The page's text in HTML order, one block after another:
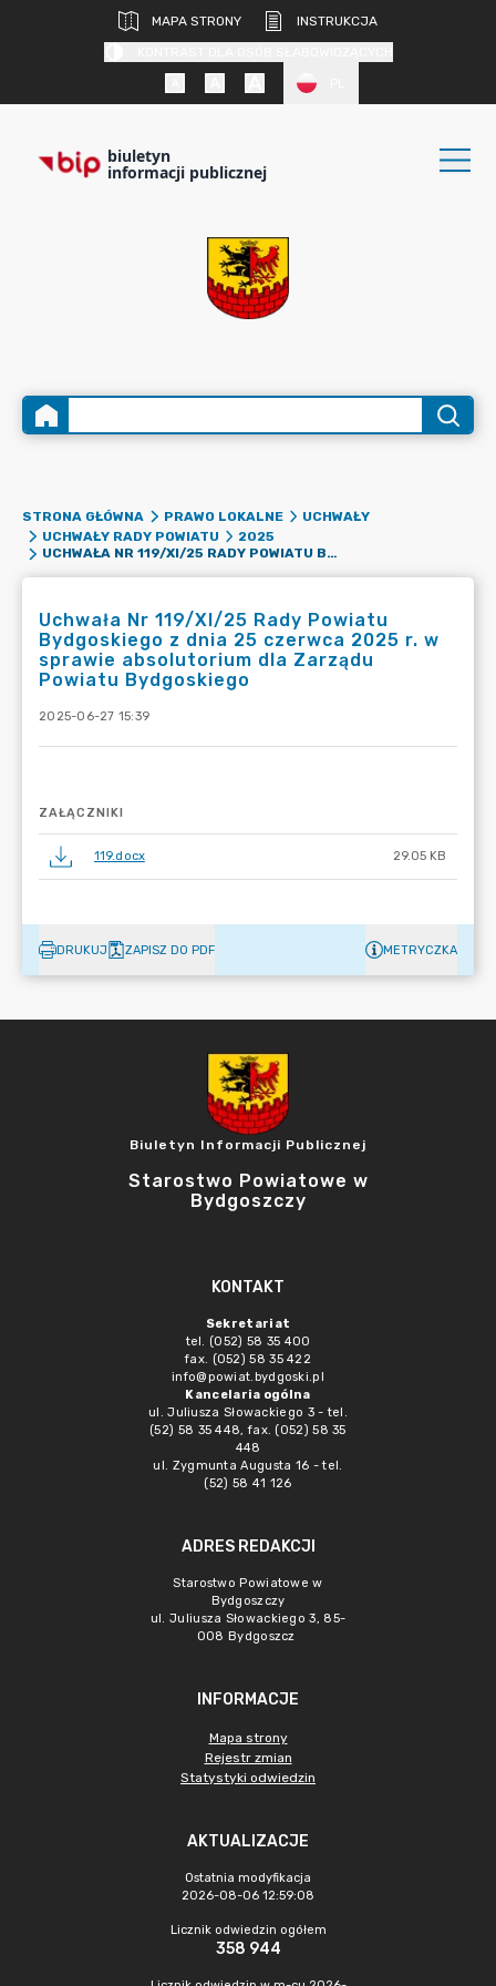
MAPA STRONY
INSTRUKCJA
biuletyn
informacji publicznej
STRONA GŁÓWNA PRAWO LOKALNE
UCHWAŁY
UCHWAŁY RADY POWIATU
2025
UCHWAŁA NR 119/XI/25 RADY POWIATU BYDGOSKIEGO Z DNIA 25 CZERWCA 2025 R. W SPRAWIE ABSOLUTORIUM DLA ZARZĄDU POWIATU BYDGOSKIEGO
Uchwała Nr 119/XI/25 Rady Powiatu
Bydgoskiego z dnia 25 czerwca 2025 r. w
sprawie absolutorium dla Zarządu
Powiatu Bydgoskiego
2025-06-27 15:39
ZAŁĄCZNIKI
119.docx 29.05 KB
DRUKUJ ZAPISZ DO PDF METRYCZKA
Biuletyn Informacji Publicznej
Starostwo Powiatowe w
Bydgoszczy
KONTAKT
Sekretariat
tel. (052) 58 35 400
fax. (052) 58 35 422
info@powiat.bydgoski.pl
Kancelaria ogólna
ul. Juliusza Słowackiego 3 - tel.
(52) 58 35 448, fax. (052) 58 35
448
ul. Zygmunta Augusta 16 - tel.
(52) 58 41 126
ADRES REDAKCJI
Starostwo Powiatowe w
Bydgoszczy
ul. Juliusza Słowackiego 3, 85-
008 Bydgoszcz
INFORMACJE
Mapa strony
Rejestr zmian
Statystyki odwiedzin
AKTUALIZACJE
Ostatnia modyfikacja
2026-08-06 12:59:08
Licznik odwiedzin ogółem
358 944